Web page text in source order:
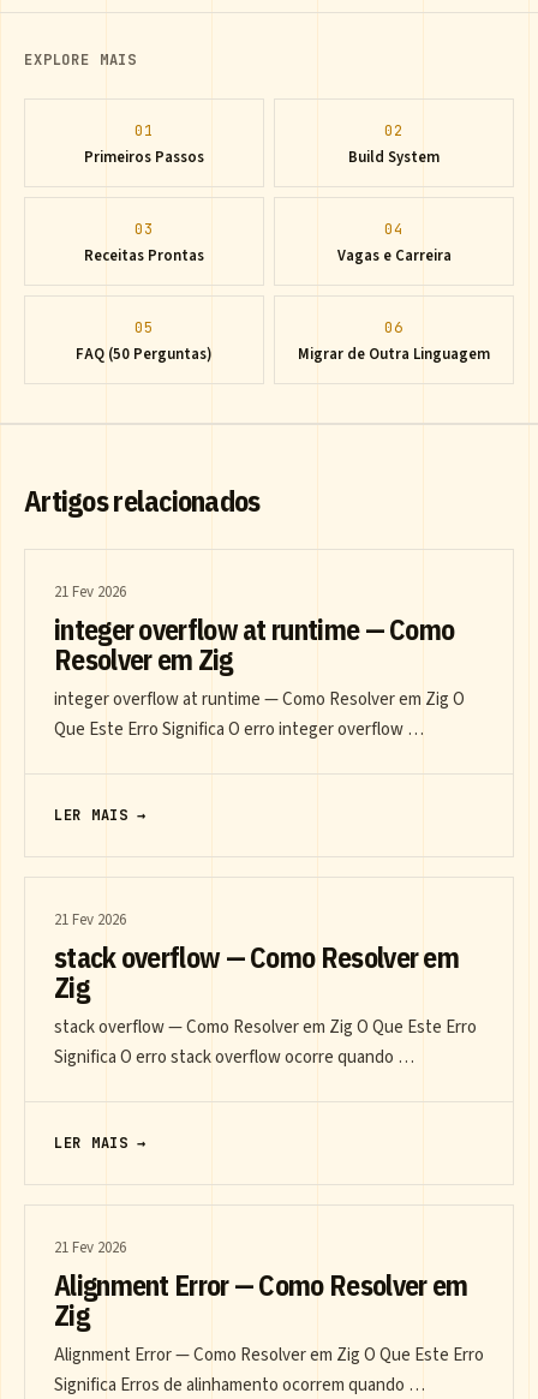
EXPLORE MAIS
01
Primeiros Passos
02
Build System
03
Receitas Prontas
04
Vagas e Carreira
05
FAQ (50 Perguntas)
06
Migrar de Outra Linguagem
Artigos relacionados
21 Fev 2026
integer overflow at runtime — Como
Resolver em Zig
integer overflow at runtime — Como Resolver em Zig O
Que Este Erro Significa O erro integer overflow …
LER MAIS →
21 Fev 2026
stack overflow — Como Resolver em
Zig
stack overflow — Como Resolver em Zig O Que Este Erro
Significa O erro stack overflow ocorre quando …
LER MAIS →
21 Fev 2026
Alignment Error — Como Resolver em
Zig
Alignment Error — Como Resolver em Zig O Que Este Erro
Significa Erros de alinhamento ocorrem quando …